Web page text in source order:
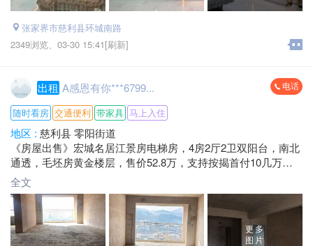
张家界市慈利县环城南路
2349浏览、 03-30 15:41[刷新]
出租 A感恩有你***6799... 电话
随时看房 交通便利 带家具 马上入住
地区 : 慈利县 零阳街道
《房屋出售》宏城名居江景房电梯房，4房2厅2卫双阳台，南北
通透，毛坯房黄金楼层，售价52.8万，支持按揭首付10几万，
看房电话*****6799微信同号
全文
更多
图片